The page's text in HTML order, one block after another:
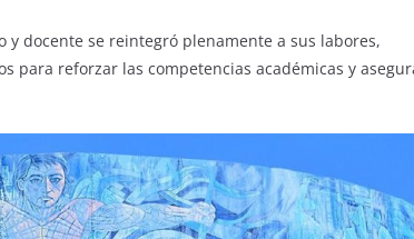
docente se reintegró plenamente a sus labores,
para reforzar las competencias académicas y